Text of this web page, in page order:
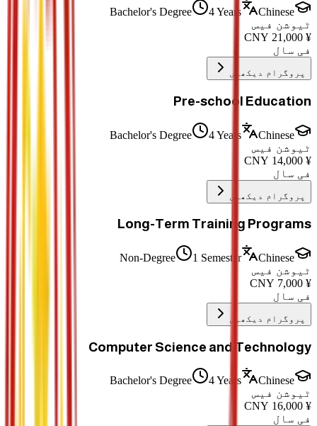
Bachelor's Degree 4 Years
Chinese
ٹیوشن فیس
¥
21,000
فی سال
پروگرام دیکھیں
Pre-school Education
Bachelor's Degree 4 Years
Chinese
ٹیوشن فیس
¥
14,000
فی سال
پروگرام دیکھیں
Long-Term Training Programs
Non-Degree 1 Semester
Chinese
ٹیوشن فیس
¥
7,000
فی سال
پروگرام دیکھیں
Computer Science and Technology
Bachelor's Degree 4 Years
Chinese
ٹیوشن فیس
¥
16,000
فی سال